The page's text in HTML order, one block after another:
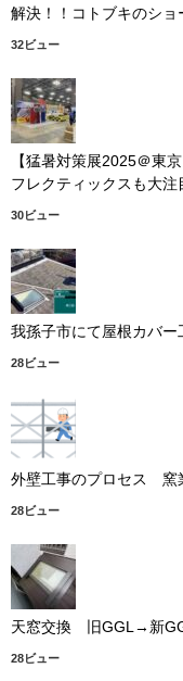
解決！！コトブキのショ
32ビュー
【猛暑対策展2025＠東
フレクティックスも大注
30ビュー
我孫子市にて屋根カバ
28ビュー
外壁工事のプロセス 窯
28ビュー
天窓交換 旧GGL→新
28ビュー